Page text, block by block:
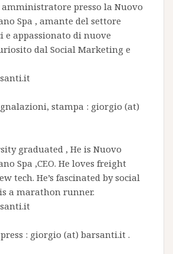
amministratore presso la Nuovo
Spa , amante del settore
e appassionato di nuove
dal Social Marketing e
stampa : giorgio (at)
graduated , He is Nuovo
Spa ,CEO. He loves freight
tech. He’s fascinated by social
a marathon runner.
: giorgio (at) barsanti.it .